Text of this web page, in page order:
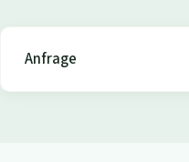
e
n
Anfrage